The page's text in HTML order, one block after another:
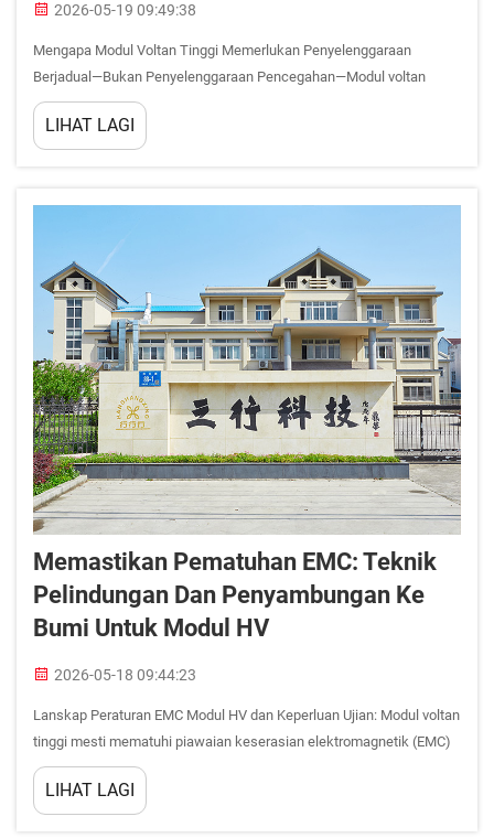
2026-05-19 09:49:38
Mengapa Modul Voltan Tinggi Memerlukan Penyelenggaraan
Berjadual—Bukan Penyelenggaraan Pencegahan—Modul voltan
tinggi menghadapi risiko kegagalan yang unik—penurunan
penebatan, pelepasan separa, dan larian terma—di mana
LIHAT LAGI
Memastikan Pematuhan EMC: Teknik
Pelindungan Dan Penyambungan Ke
Bumi Untuk Modul HV
2026-05-18 09:44:23
Lanskap Peraturan EMC Modul HV dan Keperluan Ujian: Modul voltan
tinggi mesti mematuhi piawaian keserasian elektromagnetik (EMC)
antarabangsa yang ketat untuk mengelakkan gangguan terhadap
sistem kenderaan yang kritikal. Pengesahan pada tahap komponen
LIHAT LAGI